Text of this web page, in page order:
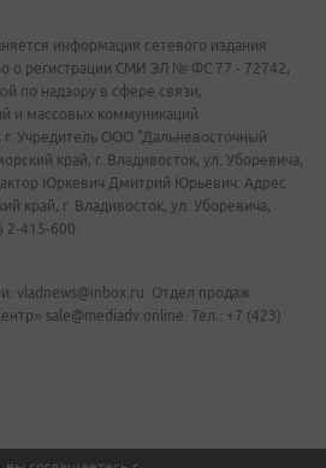
информация сетевого издания
о регистрации СМИ ЭЛ № ФС 77 - 72742,
по надзору в сфере связи,
и массовых коммуникаций
Учредитель ООО "Дальневосточный
край, г. Владивосток, ул. Уборевича,
Юркевич Дмитрий Юрьевич. Адрес
край, г. Владивосток, ул. Уборевича,
2-415-600.
vladnews@inbox.ru. Отдел продаж
sale@mediadv.online. Тел.: +7 (423)